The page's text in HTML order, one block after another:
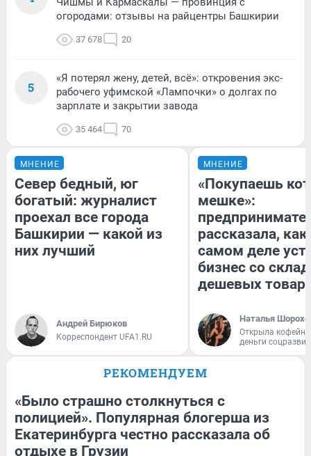
огородами: отзывы на райцентры Башкирии
37 678 20
5
«Я потерял жену, детей, всё»: откровения экс-
рабочего уфимской «Лампочки» о долгах по
зарплате и закрытии завода
35 464 70
МНЕНИЕ
Север бедный, юг
богатый: журналист
проехал все города
Башкирии — какой из
них лучший
Андрей Бирюков
Корреспондент UFA1.RU
МНЕНИЕ
«Покупаешь
мешке»:
рассказала, как
самом деле
бизнес со
дешевых
Наталья
Открыла
деньги
РЕКОМЕНДУЕМ
«Было страшно столкнуться с
полицией». Популярная блогерша из
Екатеринбурга честно рассказала об
отдыхе в Грузии